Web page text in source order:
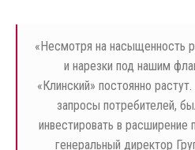
«Несмотря на насыщенность
и нарезки под нашим
«Клинский» постоянно
запросы потребителей,
инвестировать в расширение
генеральный директор